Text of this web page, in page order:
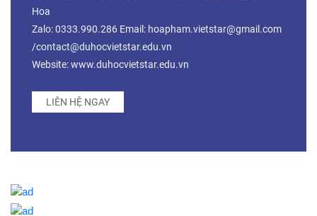
Hoa
Zalo: 0333.990.286 Email: hoapham.vietstar@gmail.com
/contact@duhocvietstar.edu.vn
Website: www.duhocvietstar.edu.vn
LIÊN HỆ NGAY